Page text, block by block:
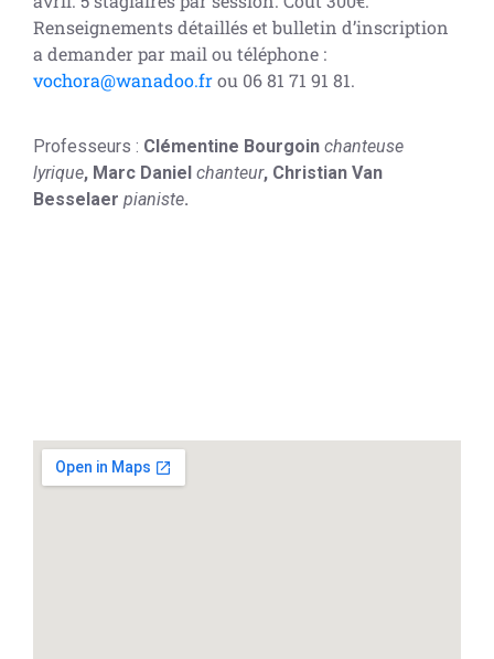
Renseignements détaillés et bulletin d’inscription
a demander par mail ou téléphone :
vochora@wanadoo.frou 06 81 71 91 81.
Professeurs : Clémentine Bourgoin chanteuse
lyrique, Marc Daniel chanteur, Christian Van
Besselaer pianiste.